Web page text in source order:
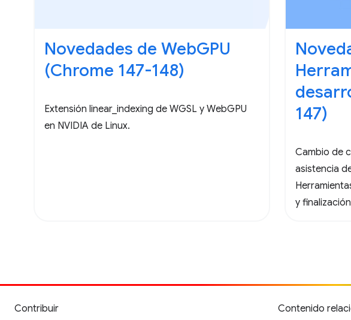
Novedades de WebGPU
(Chrome 147-148)
Extensión linear_indexing de WGSL y WebGPU
en NVIDIA de Linux.
147)
Cambio de
asistencia
y
Contribuir Contenido